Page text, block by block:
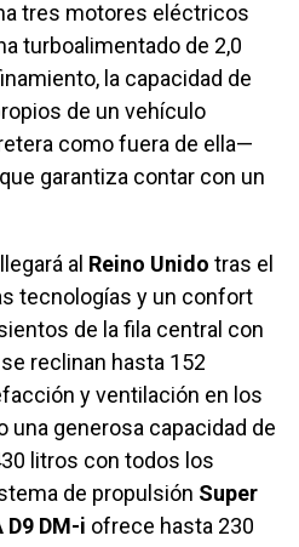
tres motores eléctricos
turboalimentado de 2,0
la capacidad de
de un vehículo
como fuera de ella—
garantiza contar con un
al Reino Unido tras el
tecnologías y un confort
de la fila central con
reclinan hasta 152
y ventilación en los
una generosa capacidad de
litros con todos los
de propulsión Super
D9 DM-i ofrece hasta 230